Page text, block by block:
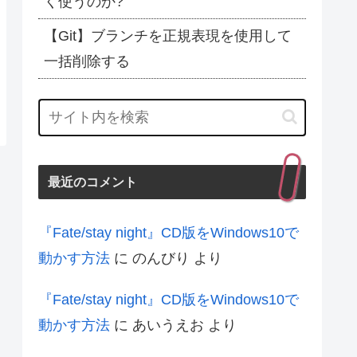
【Git】ブランチを正規表現を使用して
一括削除する
最近のコメント
『Fate/stay night』CD版をWindows10で
動かす方法 に のんびり より
『Fate/stay night』CD版をWindows10で
動かす方法 に あいうえお より